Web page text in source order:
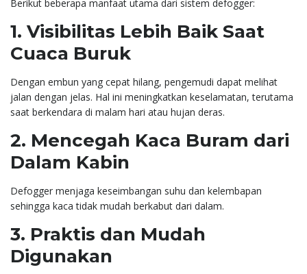
Berikut beberapa manfaat utama dari sistem defogger:
1. Visibilitas Lebih Baik Saat
Cuaca Buruk
Dengan embun yang cepat hilang, pengemudi dapat melihat
jalan dengan jelas. Hal ini meningkatkan keselamatan, terutama
saat berkendara di malam hari atau hujan deras.
2. Mencegah Kaca Buram dari
Dalam Kabin
Defogger menjaga keseimbangan suhu dan kelembapan
sehingga kaca tidak mudah berkabut dari dalam.
3. Praktis dan Mudah
Digunakan